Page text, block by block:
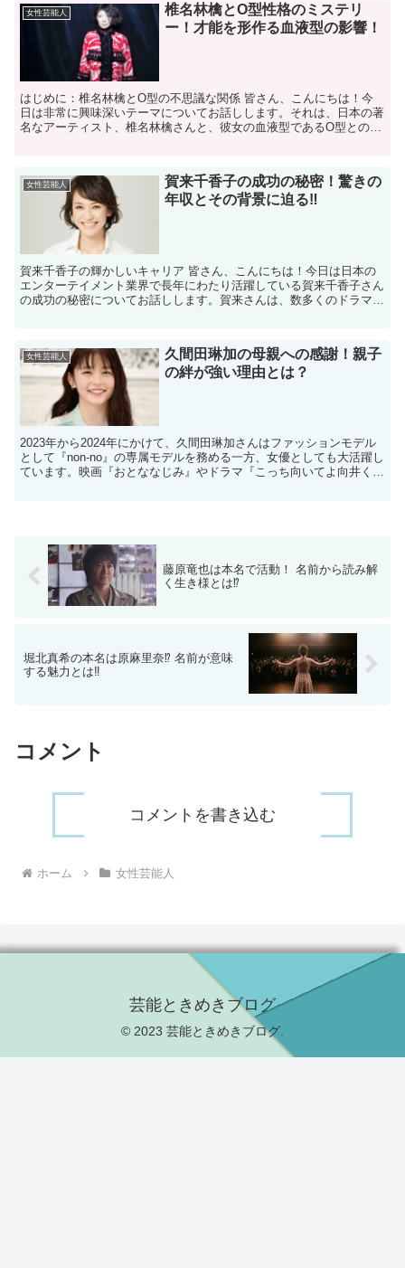
女性芸能人
椎名林檎とO型性格のミステリ
ー！才能を形作る血液型の影響！
はじめに：椎名林檎とO型の不思議な関係 皆さん、こんにちは！今
日は非常に興味深いテーマについてお話しします。それは、日本の著
名なアーティスト、椎名林檎さんと、彼女の血液型であるO型との関
女性芸能人
賀来千香子の成功の秘密！驚きの
年収とその背景に迫る‼
賀来千香子の輝かしいキャリア 皆さん、こんにちは！今日は日本の
エンターテイメント業界で長年にわたり活躍している賀来千香子さん
の成功の秘密についてお話しします。賀来さんは、数多くのドラマ、
女性芸能人
久間田琳加の母親への感謝！親子
の絆が強い理由とは？
2023年から2024年にかけて、久間田琳加さんはファッションモデル
として『non-no』の専属モデルを務める一方、女優としても大活躍し
ています。映画『おとななじみ』やドラマ『こっち向いてよ向井く
藤原竜也は本名で活動！ 名前から読み解
く生き様とは⁉
堀北真希の本名は原麻里奈⁉ 名前が意味
する魅力とは‼
コメント
コメントを書き込む
ホーム 女性芸能人
芸能ときめきブログ
© 2023 芸能ときめきブログ.